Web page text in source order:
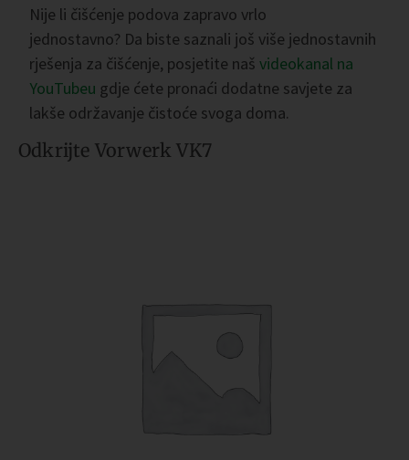
Nije li čišćenje podova zapravo vrlo
jednostavno? Da biste saznali još više jednostavnih
rješenja za čišćenje, posjetite naš videokanal na
YouTubeu gdje ćete pronaći dodatne savjete za
lakše održavanje čistoće svoga doma.
Odkrijte Vorwerk VK7